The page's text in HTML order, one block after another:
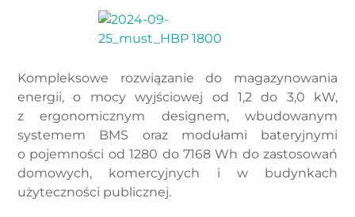
Kompleksowe rozwiązanie do magazynowania
energii, o mocy wyjściowej od 1,2 do 3,0 kW,
z ergonomicznym designem, wbudowanym
systemem BMS oraz modułami bateryjnymi
o pojemności od 1280 do 7168 Wh do zastosowań
domowych, komercyjnych i w budynkach
użyteczności publicznej.